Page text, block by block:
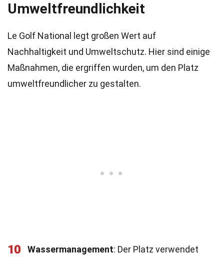
Umweltfreundlichkeit
Le Golf National legt großen Wert auf
Nachhaltigkeit und Umweltschutz. Hier sind einige
Maßnahmen, die ergriffen wurden, um den Platz
umweltfreundlicher zu gestalten.
10 Wassermanagement: Der Platz verwendet